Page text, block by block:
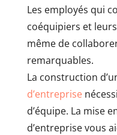
Les employés qui
coéquipiers et
même de
remarquables.
La construction
d’entreprise
d’équipe. La mise
d’entreprise vous